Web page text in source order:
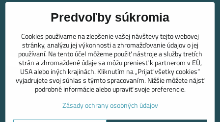
Predvoľby súkromia
Cookies používame na zlepšenie vašej návštevy tejto webovej
stránky, analýzu jej výkonnosti a zhromažďovanie údajov o jej
používaní. Na tento účel môžeme použiť nástroje a služby tretích
strán a zhromaždené údaje sa môžu preniesť k partnerom v EÚ,
USA alebo iných krajinách. Kliknutím na „Prijať všetky cookies“
vyjadrujete svoj súhlas s týmto spracovaním. Nižšie môžete nájsť
podrobné informácie alebo upraviť svoje preferencie.
Zásady ochrany osobných údajov